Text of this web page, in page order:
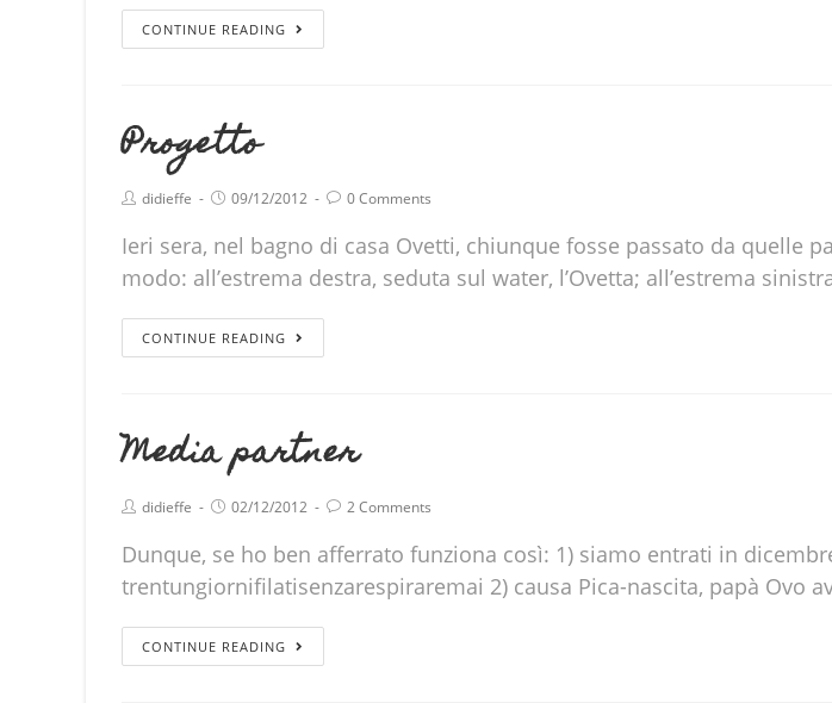
CONTINUE READING
Progetto
didieffe 09/12/2012 0 Comments
Ieri sera, nel bagno di casa Ovetti, chiunque fosse passato da quelle
modo: all’estrema destra, seduta sul water, l’Ovetta; all’estrema
CONTINUE READING
Media partner
didieffe 02/12/2012 2 Comments
Dunque, se ho ben afferrato funziona così: 1) siamo entrati in
trentungiornifilatisenzarespiraremai 2) causa Pica-nascita, papà Ovo
CONTINUE READING